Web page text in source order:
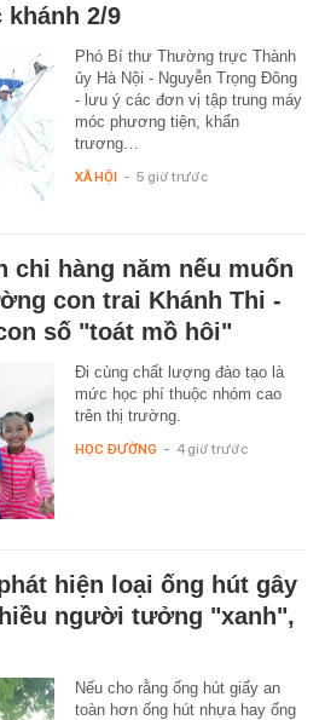
khánh 2/9
Phó Bí thư Thường trực Thành
ủy Hà Nội - Nguyễn Trọng Đông
- lưu ý các đơn vị tập trung máy
móc phương tiện, khẩn
trương…
XÃ HỘI - 5 giờ trước
chi hàng năm nếu muốn
con trai Khánh Thi -
số "toát mồ hôi"
Đi cùng chất lượng đào tạo là
mức học phí thuộc nhóm cao
trên thị trường.
HỌC ĐƯỜNG - 4 giờ trước
hiện loại ống hút gây
người tưởng "xanh",
Nếu cho rằng ống hút giấy an
toàn hơn ống hút nhựa hay ống